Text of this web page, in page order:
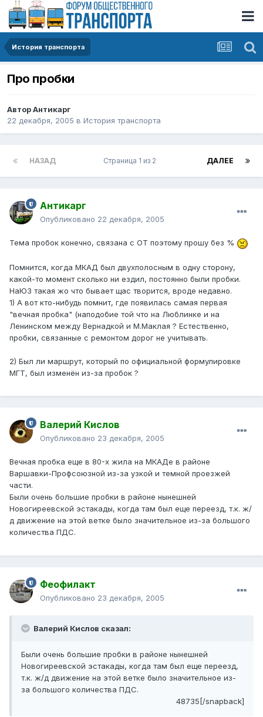
История транспорта
Про пробки
АвторАнтикарг
22 декабря, 2005 в История транспорта
НАЗАД ДАЛЕЕ
Страница 1 из 2
Антикарг
Опубликовано 22 декабря, 2005
Тема пробок конечно, связана с ОТ поэтому прошу без %
Помнится, когда МКАД был двухполосным в одну сторону,
какой-то момент сколько ни ездил, постоянно были пробки.
НаЮЗ такая жо что бывает щас творится, вроде недавно.
1) А вот кто-нибудь помнит, где появилась самая первая
"вечная пробка" (наподобие той что на Люблинке и на
Ленинском между Вернадкой и М.Маклая ? Естественно,
пробки, связанные с ремонтом дорог не учитывать.
2) Был ли маршрут, который по официальной формулировке
МГТ, был изменён из-за пробок ?
Валерий Кислов
Опубликовано 23 декабря, 2005
Вечная пробка еще в 80-х жила на МКАДе в районе
Варшавки-Профсоюзной из-за узкой и темной проезжей
части.
Были очень большие пробки в районе нынешней
Новогиреевской эстакады, когда там был еще переезд, т.к. ж/
д движение на этой ветке было значительное из-за большого
количества ПДС.
Феофилакт
Опубликовано 23 декабря, 2005
Валерий Кислов сказал:
Были очень большие пробки в районе нынешней
Новогиреевской эстакады, когда там был еще переезд,
т.к. ж/д движение на этой ветке было значительное из-
за большого количества ПДС.
48735[/snapback]